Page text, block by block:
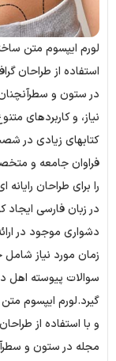
لورم ایپسوم متن
استفاده از طراحان
در ستون و
نیاز، و کاربردهای
کتابهای زیادی در
فراوان جامعه و
را برای طراحان
در زبان فارسی
دشواری موجود در
زمان مورد نیاز
سوالات پیوسته اهل
گیرد.لورم ایپسوم
و با استفاده از
مجله در ستون و